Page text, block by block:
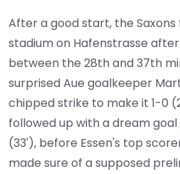
After a good start, the
stadium on Hafenstrasse
between the 28th and 37th
surprised Aue goalkeeper
chipped strike to make it 1-0
followed up with a dream
(33'), before Essen's top
made sure of a supposed